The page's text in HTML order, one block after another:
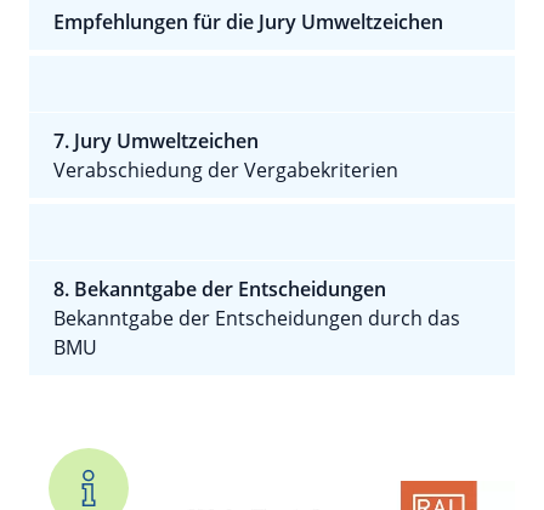
Empfehlungen für die Jury Umweltzeichen
7. Jury Umweltzeichen
Verabschiedung der Vergabekriterien
8. Bekanntgabe der Entscheidungen
Bekanntgabe der Entscheidungen durch das
BMU